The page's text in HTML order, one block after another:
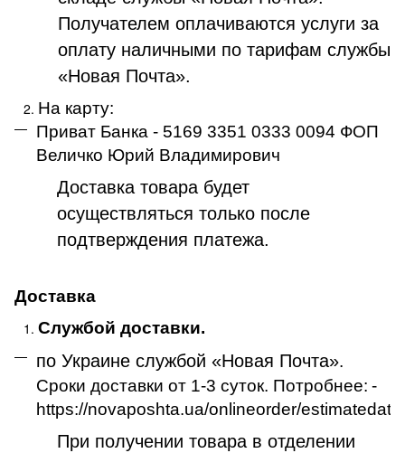
Получателем оплачиваются услуги за
оплату наличными по тарифам службы
«Новая Почта».
На карту:
Приват Банка - 5169 3351 0333 0094 ФОП
Величко Юрий Владимирович
Доставка товара будет
осуществляться только после
подтверждения платежа.
Доставка
Службой доставки.
по Украине службой «Новая Почта».
Сроки доставки от 1-3 суток. Потробнее: -
https://novaposhta.ua/onlineorder/estimatedate
При получении товара в отделении